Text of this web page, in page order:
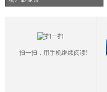
扫一扫，用手机继续阅读!